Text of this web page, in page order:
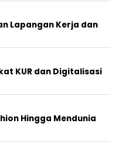
Lapangan Kerja dan
KUR dan Digitalisasi
Hingga Mendunia